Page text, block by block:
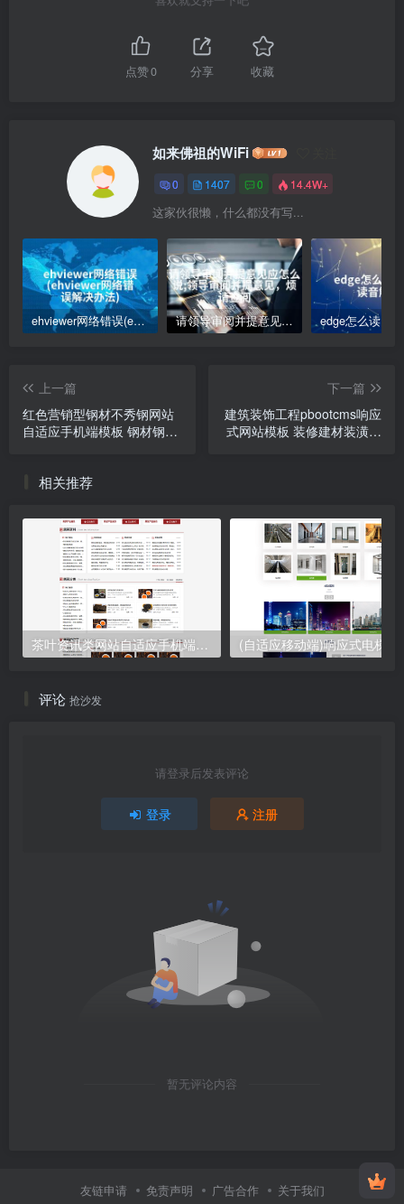
点赞0 分享 收藏
如来佛祖的WiFi
0 1407 0 14.4W+
这家伙很懒，什么都没有写...
ehviewer网络错误(ehviewer网络错误解决办法) 请领导审阅并提意见应怎么说;领导审阅并提意见，烦请查阅
上一篇
红色营销型钢材不秀钢网站
自适应手机端模板 钢材钢管
下一篇
建筑装饰工程pbootcms响应
式网站模板 装修建材装潢公
相关推荐
茶叶资讯类网站自适应手机端pbootcms模板 茶叶产品茶叶知识信息网站源码下载
评论 抢沙发
请登录后发表评论
登录 注册
暂无评论内容
友链申请 免责声明 广告合作 关于我们